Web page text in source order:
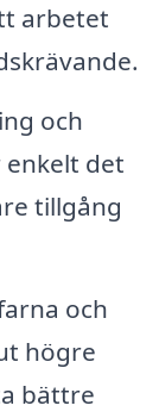
arbetet
och
det
tillgång
och
högre
bättre